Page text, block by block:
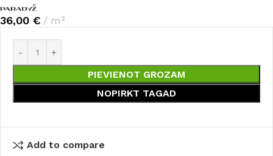
36,00 € m²
PIEVIENOT GROZAM
NOPIRKT TAGAD
Add to compare